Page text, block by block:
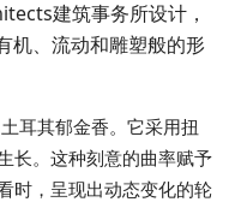
建筑事务所设计，
机、流动和雕塑般的形
耳其郁金香。它采用扭
长。这种刻意的曲率赋予
时，呈现出动态变化的轮